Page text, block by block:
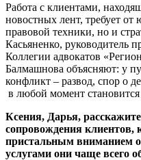
Работа с клиентами,
новостных лент, требует от
правовой техники, но и
Касьяненко, руководитель
Коллегии адвокатов
Балмашнова объясняют: у
конфликт – развод, спор о
в любой момент
Ксения, Дарья,
сопровождения клиентов,
пристальным вниманием
услугами они чаще всего